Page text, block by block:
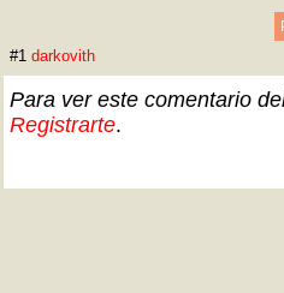
#1 darkovith
Para ver este comentario
Registrarte.